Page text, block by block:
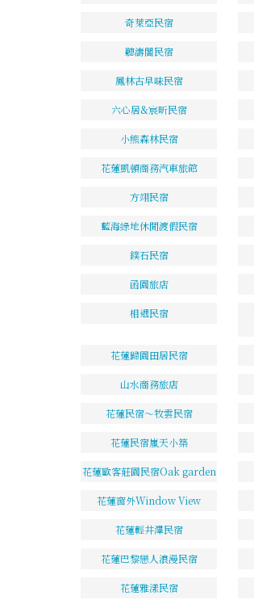
奇萊亞民宿
聽濤閣民宿
鳳林古早味民宿
六心居&宸昕民宿
小熊森林民宿
花蓮凱頓商務汽車旅館
方翊民宿
藍海綠地休閒渡假民宿
鏷石民宿
函園旅店
相遇民宿
花蓮歸園田居民宿
山水商務旅店
花蓮民宿～牧雲民宿
花蓮民宿嵐天小築
花蓮歐客莊園民宿Oak garden
花蓮窗外Window View
花蓮輕井澤民宿
花蓮巴黎戀人浪漫民宿
花蓮雅漾民宿